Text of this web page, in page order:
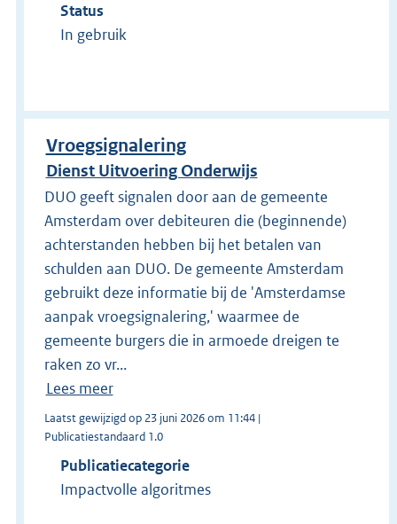
Status
In gebruik
Vroegsignalering
Dienst Uitvoering Onderwijs
DUO geeft signalen door aan de gemeente
Amsterdam over debiteuren die (beginnende)
achterstanden hebben bij het betalen van
schulden aan DUO. De gemeente Amsterdam
gebruikt deze informatie bij de 'Amsterdamse
aanpak vroegsignalering,' waarmee de
gemeente burgers die in armoede dreigen te
raken zo vr...
Lees meer
Laatst gewijzigd op 23 juni 2026 om 11:44 |
Publicatiestandaard 1.0
Publicatiecategorie
Impactvolle algoritmes